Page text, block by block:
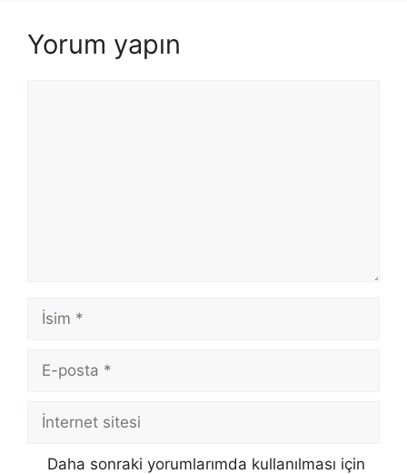
Yorum yapın
İsim
posta
İnternet
sitesi
Daha sonraki yorumlarımda kullanılması için